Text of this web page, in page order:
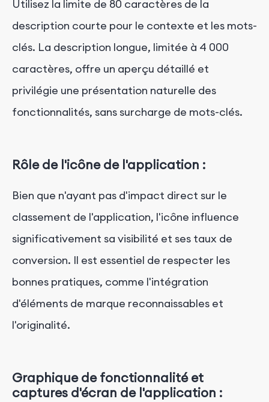
Utilisez la limite de 80 caractères de la
description courte pour le contexte et les mots-
clés. La description longue, limitée à 4 000
caractères, offre un aperçu détaillé et
privilégie une présentation naturelle des
fonctionnalités, sans surcharge de mots-clés.
Rôle de l'icône de l'application :
Bien que n'ayant pas d'impact direct sur le
classement de l'application, l'icône influence
significativement sa visibilité et ses taux de
conversion. Il est essentiel de respecter les
bonnes pratiques, comme l'intégration
d'éléments de marque reconnaissables et
l'originalité.
Graphique de fonctionnalité et
captures d'écran de l'application :